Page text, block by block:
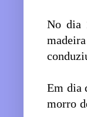
No dia
Em dia
morro